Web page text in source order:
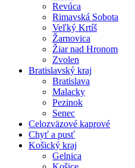
Revúca
Rimavská Sobota
Veľký Krtíš
Žarnovica
Žiar nad Hronom
Zvolen
Bratislavský kraj
Bratislava
Malacky
Pezinok
Senec
Celozväzové kaprové
Chyť a pusť
Košický kraj
Gelnica